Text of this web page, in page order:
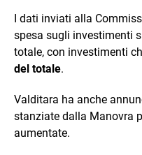
I dati inviati alla
spesa sugli investimenti
totale, con investimenti
del totale.
Valditara ha anche
stanziate dalla Manovra
aumentate.